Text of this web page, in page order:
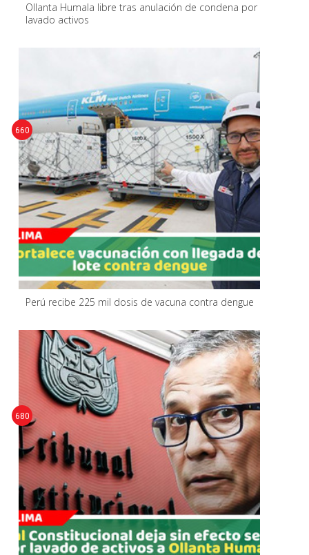
Ollanta Humala libre tras anulación de condena por
lavado activos
Perú recibe 225 mil dosis de vacuna contra dengue
660
680